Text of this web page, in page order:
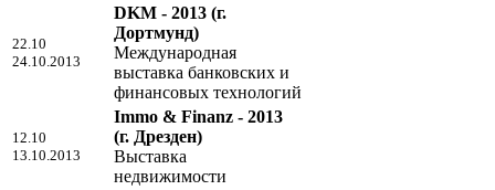
22.10
24.10.2013
DKM - 2013 (г.
Дортмунд)
Международная
выставка банковских и
финансовых технологий
12.10
13.10.2013
Immo & Finanz - 2013
(г. Дрезден)
Выставка
недвижимости